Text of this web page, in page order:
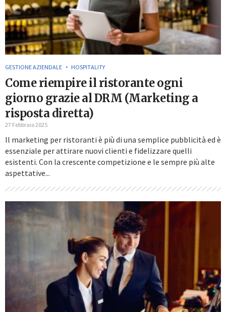
GESTIONE AZIENDALE HOSPITALITY
Come riempire il ristorante ogni
giorno grazie al DRM (Marketing a
risposta diretta)
27 Febbraio 2025
Il marketing per ristoranti è più di una semplice pubblicità ed è
essenziale per attirare nuovi clienti e fidelizzare quelli
esistenti. Con la crescente competizione e le sempre più alte
aspettative...